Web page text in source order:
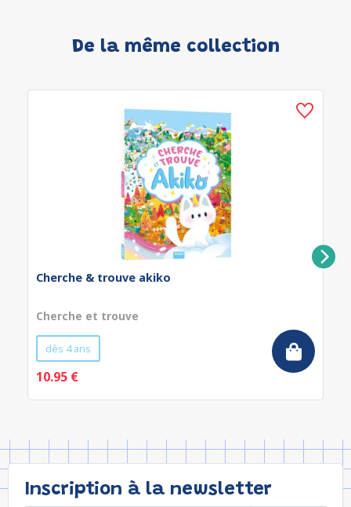
De la même collection
Cherche & trouve akiko
Cherche et trouve
dès 4 ans
10.95 €
Inscription à la newsletter